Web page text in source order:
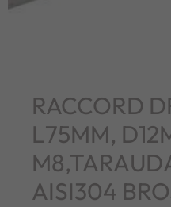
RACCORD
L75MM,
AISI304